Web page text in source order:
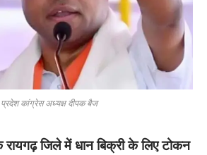
प्रदेश कांग्रेस अध्यक्ष दीपक बैज
जिले में धान बिक्री के लिए टोकन